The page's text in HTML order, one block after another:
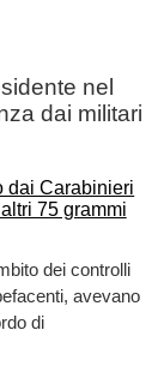
nel
dai militari
dei controlli
avevano
di